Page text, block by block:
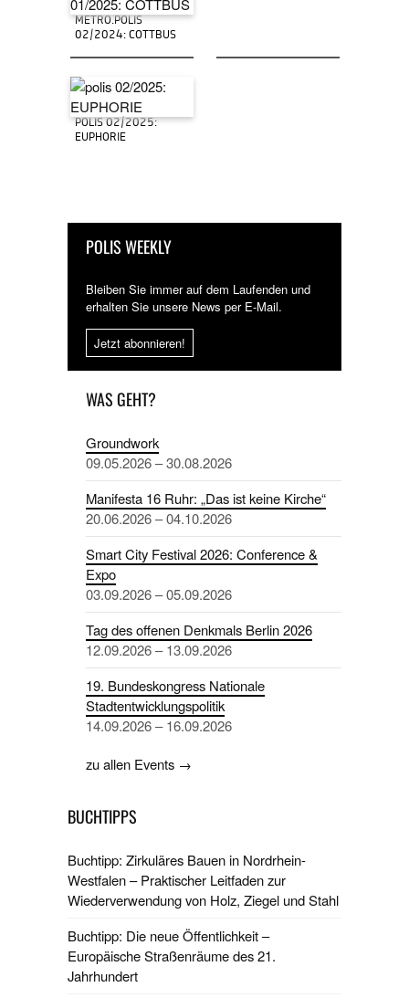
METRO.POLIS
02/2024: COTTBUS
POLIS 02/2025:
EUPHORIE
POLIS WEEKLY
Bleiben Sie immer auf dem Laufenden und
erhalten Sie unsere News per E-Mail.
Jetzt abonnieren!
WAS GEHT?
Groundwork
09.05.2026 – 30.08.2026
Manifesta 16 Ruhr: „Das ist keine Kirche“
20.06.2026 – 04.10.2026
Smart City Festival 2026: Conference &
Expo
03.09.2026 – 05.09.2026
Tag des offenen Denkmals Berlin 2026
12.09.2026 – 13.09.2026
19. Bundeskongress Nationale
Stadtentwicklungspolitik
14.09.2026 – 16.09.2026
zu allen Events →
BUCHTIPPS
Buchtipp: Zirkuläres Bauen in Nordrhein-
Westfalen – Praktischer Leitfaden zur
Wiederverwendung von Holz, Ziegel und Stahl
Buchtipp: Die neue Öffentlichkeit –
Europäische Straßenräume des 21.
Jahrhundert